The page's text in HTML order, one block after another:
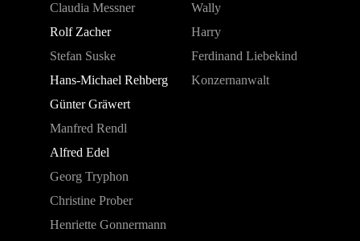
Claudia Messner
Wally
Rolf Zacher
Harry
Stefan Suske
Ferdinand Liebekind
Hans-Michael Rehberg
Konzernanwalt
Günter Gräwert
Manfred Rendl
Alfred Edel
Georg Tryphon
Christine Prober
Henriette Gonnermann